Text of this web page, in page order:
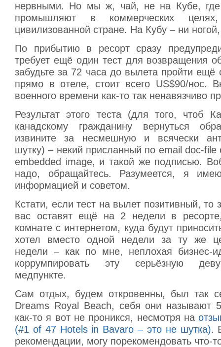
нервными. Но мы ж, чай, не на Кубе,
промышляют в коммерческих
цивилизованной стране. На Кубу – ни
По прибытию в ресорт сразу
требует ещё один тест для возвращения
забудьте за 72 часа до вылета пройти ещё
прямо в отеле, стоит всего US$90/нос.
военного времени как-то так ненавязчиво
Результат этого теста (для того, чтоб
канадскому гражданину вернуться
извините за несмешную и всячески
шутку) – некий присланный по email doc-file
embedded image, и такой же подписью.
надо, обращайтесь. Разумеется, я
информацией и советом.
Кстати, если тест на вылет позитивный, то
вас оставят ещё на 2 недели в
комнате с интернетом, куда будут
хотел вместо одной недели за ту же
недели – как по мне, неплохая бизнес-
коррумпировать эту серьёзную
медпункте.
Сам отдых, будем откровенны, был так
Dreams Royal Beach, себя они называют
как-то я вот не проникся, несмотря на
(#1 of 47 Hotels in Bavaro – это не шутка).
рекомендации, могу порекомендовать что-